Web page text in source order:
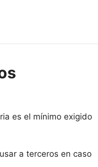
es el mínimo exigido
a terceros en caso